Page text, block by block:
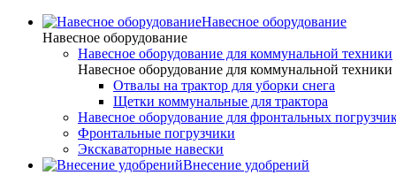
Навесное оборудование
Навесное оборудование
Навесное оборудование для коммунальной техники
Навесное оборудование для коммунальной техники
Отвалы на трактор для уборки снега
Щетки коммунальные для трактора
Навесное оборудование для фронтальных
Фронтальные погрузчики
Экскаваторные навески
Внесение удобрений